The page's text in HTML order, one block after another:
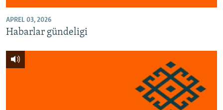
APREL 03, 2026
Habarlar gündeligi